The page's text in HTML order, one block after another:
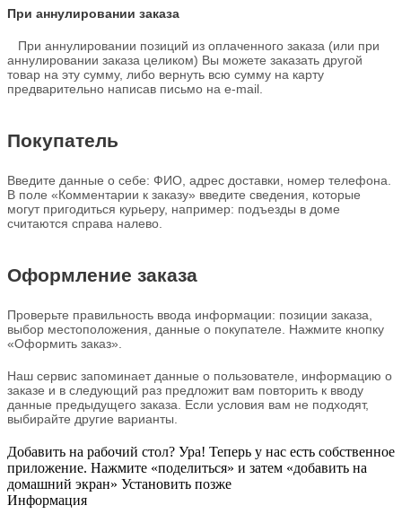
При аннулировании заказа
При аннулировании позиций из оплаченного заказа (или при
аннулировании заказа целиком) Вы можете заказать другой
товар на эту сумму, либо вернуть всю сумму на карту
предварительно написав письмо на e-mail.
Покупатель
Введите данные о себе: ФИО, адрес доставки, номер телефона.
В поле «Комментарии к заказу» введите сведения, которые
могут пригодиться курьеру, например: подъезды в доме
считаются справа налево.
Оформление заказа
Проверьте правильность ввода информации: позиции заказа,
выбор местоположения, данные о покупателе. Нажмите кнопку
«Оформить заказ».
Наш сервис запоминает данные о пользователе, информацию о
заказе и в следующий раз предложит вам повторить к вводу
данные предыдущего заказа. Если условия вам не подходят,
выбирайте другие варианты.
Добавить на рабочий стол? Ура! Теперь у нас есть собственное
приложение. Нажмите «поделиться» и затем «добавить на
домашний экран» Установить позже
Информация